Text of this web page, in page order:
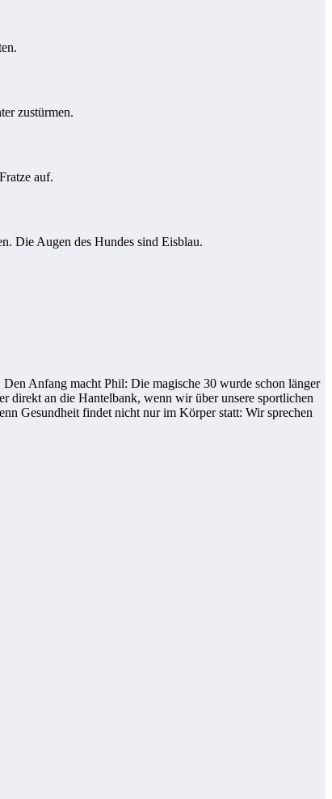
Anfang macht Phil: Die magische 30 wurde schon länger
direkt an die Hantelbank, wenn wir über unsere sportlichen
Gesundheit findet nicht nur im Körper statt: Wir sprechen